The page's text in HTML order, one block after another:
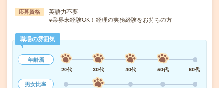
応募資格
英語力不要
※業界未経験OK！経理の実務経験をお持ちの方
職場の雰囲気
年齢層
20代
30代 40代 50代
60代
男女比率